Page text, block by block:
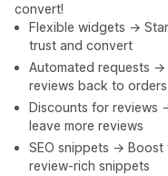
convert!
Flexible widgets →
trust and convert
Automated requests
reviews back to orders
Discounts for reviews
leave more reviews
SEO snippets →
review-rich snippets